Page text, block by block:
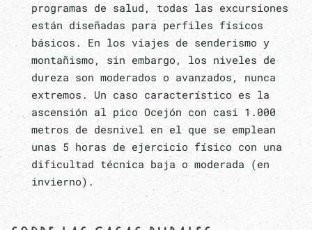
programas de salud, todas las excursiones
están diseñadas para perfiles físicos
básicos. En los viajes de senderismo y
montañismo, sin embargo, los niveles de
dureza son moderados o avanzados, nunca
extremos. Un caso característico es la
ascensión al pico Ocejón con casi 1.000
metros de desnivel en el que se emplean
unas 5 horas de ejercicio físico con una
dificultad técnica baja o moderada (en
invierno).